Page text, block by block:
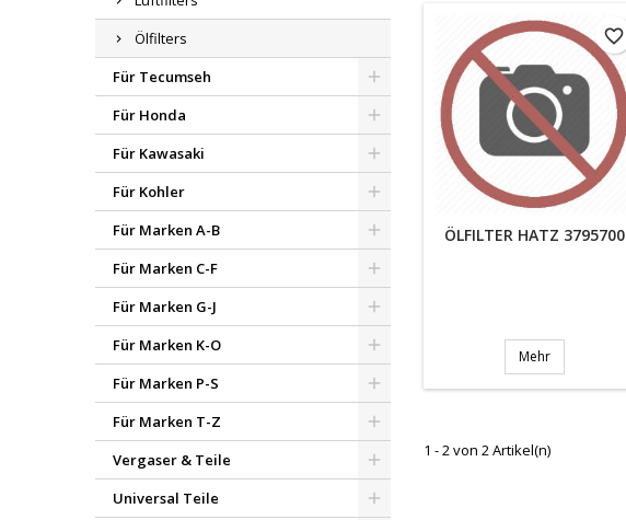
Ölfilters
Für Tecumseh
Für Honda
Für Kawasaki
Für Kohler
Für Marken A-B
Für Marken C-F
Für Marken G-J
Für Marken K-O
Für Marken P-S
Für Marken T-Z
Vergaser & Teile
Universal Teile
ÖLFILTER HATZ 3795700
Mehr
favorite_border
1 - 2 von 2 Artikel(n)